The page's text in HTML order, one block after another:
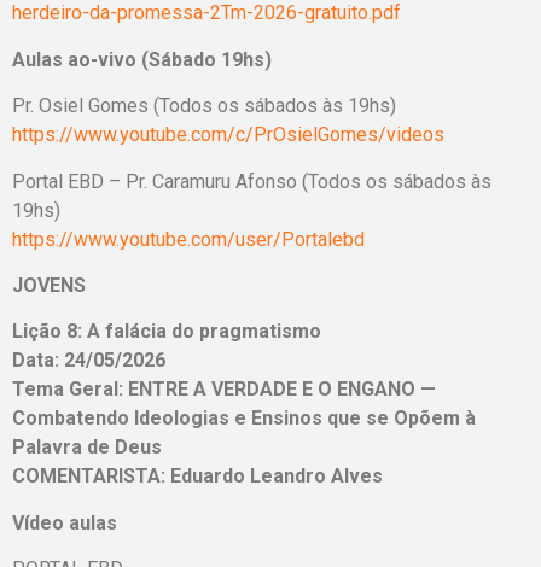
herdeiro-da-promessa-2Tm-2026-gratuito.pdf
Aulas ao-vivo (Sábado 19hs)
Pr. Osiel Gomes (Todos os sábados às 19hs)
https://www.youtube.com/c/PrOsielGomes/videos
Portal EBD – Pr. Caramuru Afonso (Todos os sábados às
19hs)
https://www.youtube.com/user/Portalebd
JOVENS
Lição 8: A falácia do pragmatismo
Data: 24/05/2026
Tema Geral: ENTRE A VERDADE E O ENGANO —
Combatendo Ideologias e Ensinos que se Opõem à
Palavra de Deus
COMENTARISTA: Eduardo Leandro Alves
Vídeo aulas